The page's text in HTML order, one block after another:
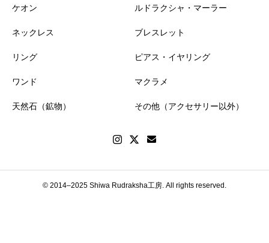
ケオン ルドラクシャ・マーラー
ネックレス ブレスレット
リング ピアス・イヤリング
ワンド マクラメ
天然石（鉱物） その他（アクセサリー以外）
© 2014–2025 Shiwa Rudraksha工房. All rights reserved.